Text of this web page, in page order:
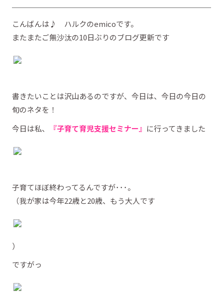
こんばんは♪ ハルクのemicoです。
またまたご無沙汰の10日ぶりのブログ更新です
書きたいことは沢山あるのですが、今日は、今日の今日の
旬のネタを！
今日は私、
『子育て育児支援セミナー』 に行ってきました
子育てほぼ終わってるんですが･･･。
（我が家は今年22歳と20歳、もう大人です
）
ですがっ